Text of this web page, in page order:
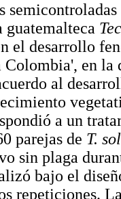
el desarrollo
en la
al
a un
parejas de T.
sin plaga
bajo el
repeticiones.